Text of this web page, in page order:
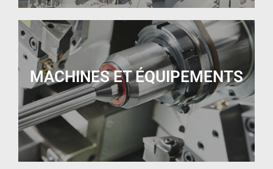
MACHINES ET ÉQUIPEMENTS